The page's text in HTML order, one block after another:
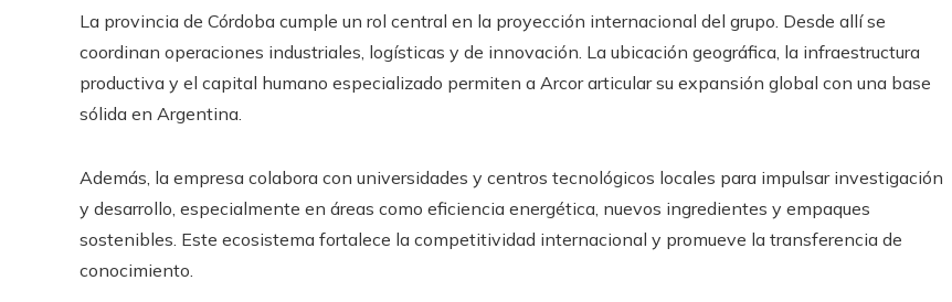
La provincia de Córdoba cumple un rol central en la proyección internacional del grupo. Desde allí se
coordinan operaciones industriales, logísticas y de innovación. La ubicación geográfica, la infraestructura
productiva y el capital humano especializado permiten a Arcor articular su expansión global con una base
sólida en Argentina.
Además, la empresa colabora con universidades y centros tecnológicos locales para impulsar investigación
y desarrollo, especialmente en áreas como eficiencia energética, nuevos ingredientes y empaques
sostenibles. Este ecosistema fortalece la competitividad internacional y promueve la transferencia de
conocimiento.